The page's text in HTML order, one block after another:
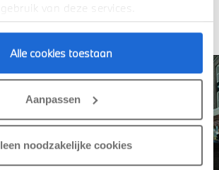
van deze services.
Alle cookies toestaan
Aanpassen
noodzakelijke cookies